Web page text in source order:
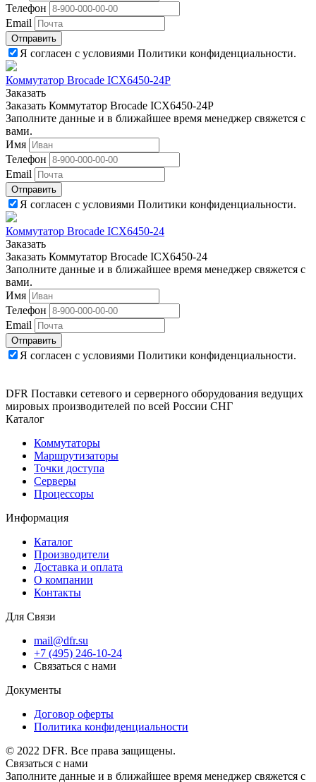
Телефон
Email
Отправить
Я согласен с условиями Политики конфиденциальности.
Коммутатор Brocade ICX6450-24P
Заказать
Заказать Коммутатор Brocade ICX6450-24P
Заполните данные и в ближайшее время менеджер свяжется с
вами.
Имя
Телефон
Email
Отправить
Я согласен с условиями Политики конфиденциальности.
Коммутатор Brocade ICX6450-24
Заказать
Заказать Коммутатор Brocade ICX6450-24
Заполните данные и в ближайшее время менеджер свяжется с
вами.
Имя
Телефон
Email
Отправить
Я согласен с условиями Политики конфиденциальности.
DFR Поставки сетевого и серверного оборудования ведущих
мировых производителей по всей России СНГ
Каталог
Коммутаторы
Маршрутизаторы
Точки доступа
Серверы
Процессоры
Информация
Каталог
Производители
Доставка и оплата
О компании
Контакты
Для Связи
mail@dfr.su
+7 (495) 246-10-24
Связаться с нами
Документы
Договор оферты
Политика конфиденциальности
© 2022 DFR. Все права защищены.
Связаться с нами
Заполните данные и в ближайшее время менеджер свяжется с